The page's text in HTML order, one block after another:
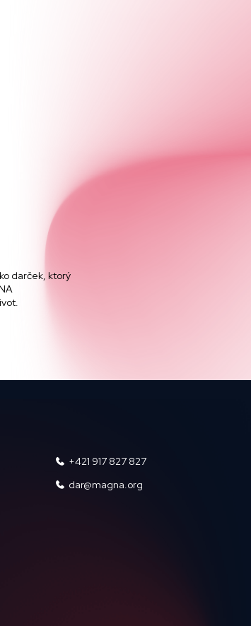
darček, ktorý
+421 917 827 827
dar@magna.org